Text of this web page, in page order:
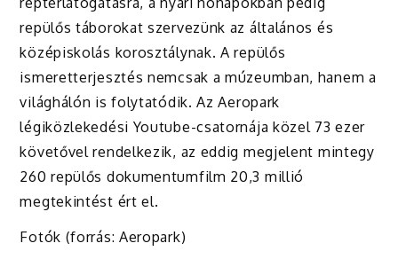
repülős táborokat szervezünk az általános és
középiskolás korosztálynak. A repülős
ismeretterjesztés nemcsak a múzeumban, hanem a
világhálón is folytatódik. Az Aeropark
légiközlekedési Youtube-csatornája közel 73 ezer
követővel rendelkezik, az eddig megjelent mintegy
260 repülős dokumentumfilm 20,3 millió
megtekintést ért el.
Fotók (forrás: Aeropark)